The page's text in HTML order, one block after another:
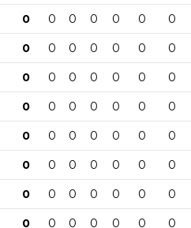
0 0 0 0 0 0 0
0 0 0 0 0 0 0
0 0 0 0 0 0 0
0 0 0 0 0 0 0
0 0 0 0 0 0 0
0 0 0 0 0 0 0
0 0 0 0 0 0 0
0 0 0 0 0 0 0